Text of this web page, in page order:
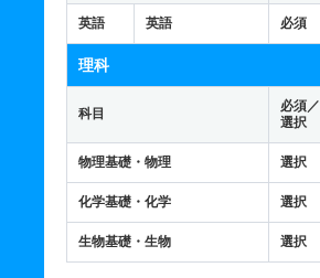
英語 英語 必須
理科
科目
必須／
選択
物理基礎・物理 選択
化学基礎・化学 選択
生物基礎・生物 選択